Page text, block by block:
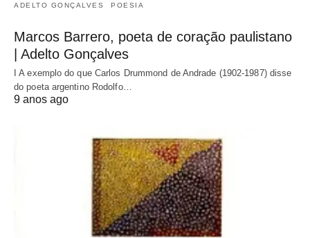
ADELTO GONÇALVES POESIA
Marcos Barrero, poeta de coração paulistano
| Adelto Gonçalves
I A exemplo do que Carlos Drummond de Andrade (1902-1987) disse
do poeta argentino Rodolfo…
9 anos ago